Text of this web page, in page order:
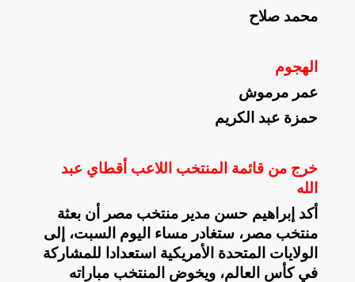
محمد صلاح
الهجوم
عمر مرموش
حمزة عبد الكريم
خرج من قائمة المنتخب اللاعب أقطاي عبد
الله
أكد إبراهيم حسن مدير منتخب مصر أن بعثة
منتخب مصر، ستغادر مساء اليوم السبت، إلى
الولايات المتحدة الأمريكية استعدادا للمشاركة
في كأس العالم، ويخوض المنتخب مباراته